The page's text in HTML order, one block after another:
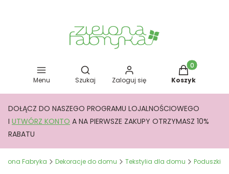
Menu
Otwórz wyszukiwarkę
Szukaj Zaloguj się
Produkty w
Koszyk
DOŁĄCZ DO NASZEGO PROGRAMU LOJALNOŚCIOWEGO
I UTWÓRZ KONTO A NA PIERWSZE ZAKUPY OTRZYMASZ 10%
RABATU
Fabryka Dekoracje do domu Tekstylia dla domu Poduszki